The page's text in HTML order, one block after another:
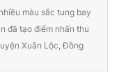
màu sắc tung bay
đã tạo điểm nhấn thu
Xuân Lộc, Đồng